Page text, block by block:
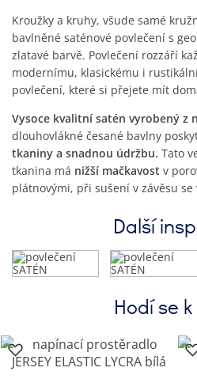
Kroužky a kruhy, všude samé
bavlněné saténové povlečení s
zlatavé barvě. Povlečení rozzáří
modernímu, klasickému i
povlečení, které si přejete mít
Vysoce kvalitní satén vyrobený z
dlouhovlákné česané bavlny
tkaniny a snadnou údržbu. Tato
tkanina má nižší mačkavost v
plátnovými, při sušení v závěsu se
Další
Hodí se